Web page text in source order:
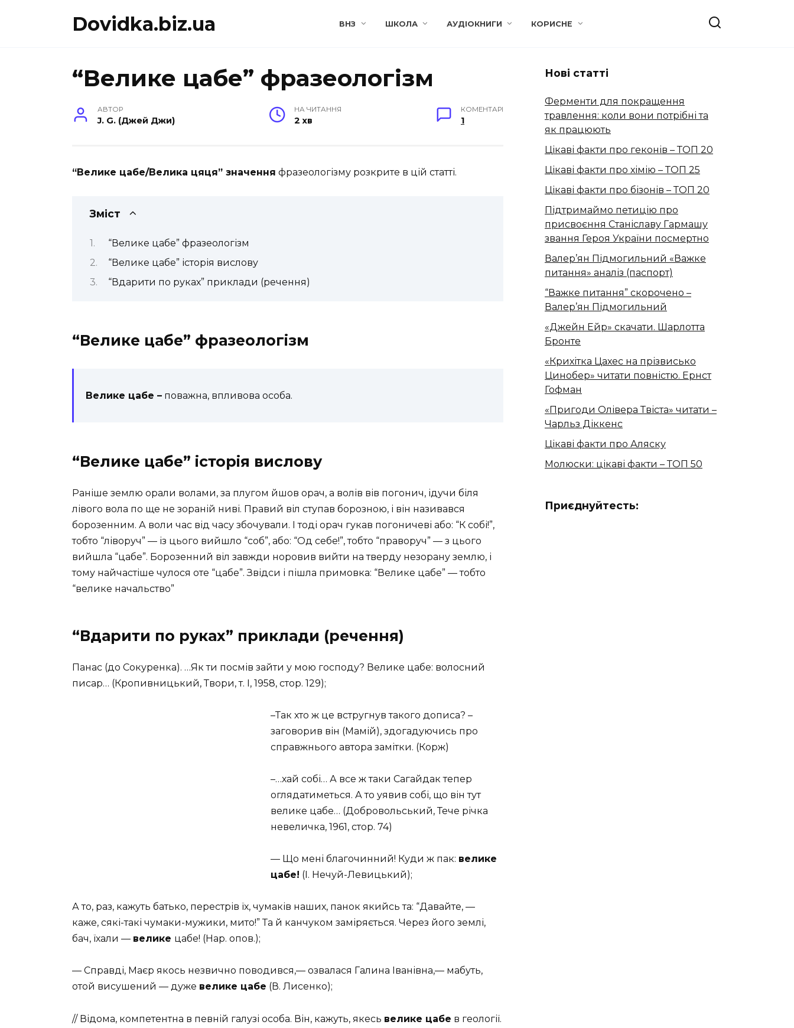
Dovidka.biz.ua ВНЗ ШКОЛА АУДІОКНИГИ КОРИСНЕ
“Велике цабе” фразеологізм
АВТОР
J. G. (Джей Джи)
НА ЧИТАННЯ
2 хв
КОМЕНТАРІ
1
“Велике цабе/Велика цяця” значення фразеологізму розкрите в цій статті.
Зміст
“Велике цабе” фразеологізм
“Велике цабе” історія вислову
“Вдарити по руках” приклади (речення)
“Велике цабе” фразеологізм
Велике цабе – поважна, впливова особа.
“Велике цабе” історія вислову
Раніше землю орали волами, за плугом йшов орач, а волів вів погонич, ідучи біля
лівого вола по ще не зораній ниві. Правий віл ступав борозною, і він називався
борозенним. А воли час від часу збочували. І тоді орач гукав погоничеві або: “К собі!”,
тобто “ліворуч” — із цього вийшло “соб”, або: “Од себе!”, тобто “праворуч” — з цього
вийшла “цабе”. Борозенний віл завжди норовив вийти на тверду незорану землю, і
тому найчастіше чулося оте “цабе”. Звідси і пішла примовка: “Велике цабе” — тобто
“велике начальство”
“Вдарити по руках” приклади (речення)
Панас (до Сокуренка). …Як ти посмів зайти у мою господу? Велике цабе: волосний
писар… (Кропивницький, Твори, т. І, 1958, стор. 129);
–Так хто ж це встругнув такого дописа? –
заговорив він (Мамій), здогадуючись про
справжнього автора замітки. (Корж)
–…хай собі… А все ж таки Сагайдак тепер
оглядатиметься. А то уявив собі, що він тут
велике цабе… (Добровольський, Тече річка
невеличка, 1961, стор. 74)
— Що мені благочинний! Куди ж пак: велике
цабе! (І. Нечуй-Левицький);
А то, раз, кажуть батько, перестрів їх, чумаків наших, панок якийсь та: “Давайте, —
каже, cякі-такі чумаки-мужики, мито!” Та й канчуком заміряється. Через його землі,
бач, їхали — велике цабе! (Нар. опов.);
— Справді, Маєр якось незвично поводився,— озвалася Галина Іванівна,— мабуть,
отой висушений — дуже велике цабе (В. Лисенко);
// Відома, компетентна в певній галузі особа. Він, кажуть, якесь велике цабе в геології.
Нові статті
Ферменти для покращення
травлення: коли вони потрібні та
як працюють
Цікаві факти про геконів – ТОП 20
Цікаві факти про хімію – ТОП 25
Цікаві факти про бізонів – ТОП 20
Підтримаймо петицію про
присвоєння Станіславу Гармашу
звання Героя України посмертно
Валер’ян Підмогильний «Важке
питання» аналіз (паспорт)
“Важке питання” скорочено –
Валер’ян Підмогильний
«Джейн Ейр» скачати. Шарлотта
Бронте
«Крихітка Цахес на прізвисько
Цинобер» читати повністю. Ернст
Гофман
«Пригоди Олівера Твіста» читати –
Чарльз Діккенс
Цікаві факти про Аляску
Молюски: цікаві факти – ТОП 50
Приєднуйтесть: